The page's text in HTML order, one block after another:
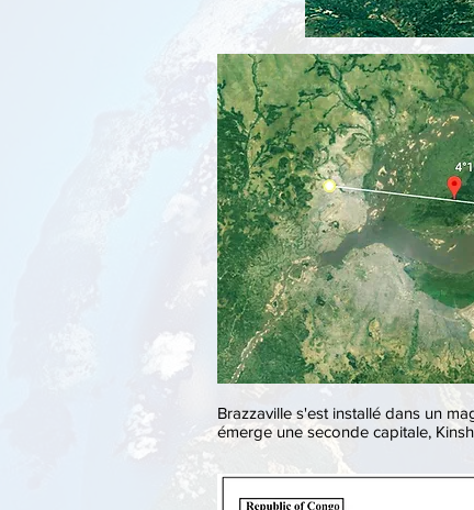
Brazzaville s'est installé dans un
émerge une seconde capitale,